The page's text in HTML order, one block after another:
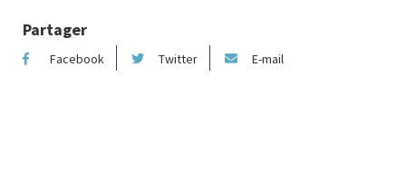
Partager
Facebook Twitter E-mail